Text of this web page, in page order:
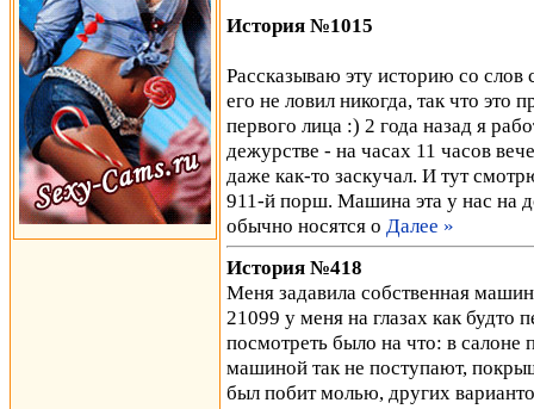
История №1015
Рассказываю эту историю со
его не ловил никогда, так что это
первого лица :) 2 года назад я
дежурстве - на часах 11 часов
даже как-то заскучал. И тут
911-й порш. Машина эта у нас на
обычно носятся о Далее »
История №418
Меня задавила собственная
21099 у меня на глазах как будто
посмотреть было на что: в салоне
машиной так не поступают,
был побит молью, других